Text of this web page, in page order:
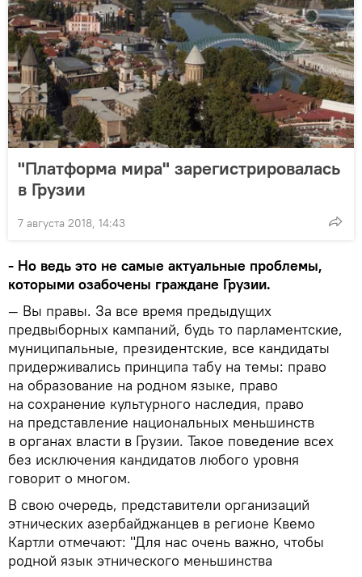
"Платформа мира" зарегистрировалась
в Грузии
7 августа 2018, 14:43
- Но ведь это не самые актуальные проблемы,
которыми озабочены граждане Грузии.
— Вы правы. За все время предыдущих
предвыборных кампаний, будь то парламентские,
муниципальные, президентские, все кандидаты
придерживались принципа табу на темы: право
на образование на родном языке, право
на сохранение культурного наследия, право
на представление национальных меньшинств
в органах власти в Грузии. Такое поведение всех
без исключения кандидатов любого уровня
говорит о многом.
В свою очередь, представители организаций
этнических азербайджанцев в регионе Квемо
Картли отмечают: "Для нас очень важно, чтобы
родной язык этнического меньшинства